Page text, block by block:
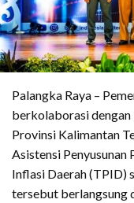
Palangka Raya –
berkolaborasi
Provinsi Kalimantan
Asistensi Penyusunan
Inflasi Daerah (TPID)
tersebut berlangsung